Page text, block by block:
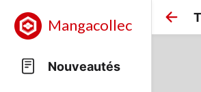
Mangacollec
Nouveautés